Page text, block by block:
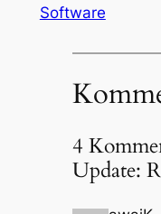
Software
4
Update: